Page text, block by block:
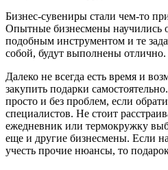
Бизнес-сувениры стали чем-то
Опытные бизнесмены научились
подобным инструментом и те
собой, будут выполнены отлично.
Далеко не всегда есть время и
закупить подарки
просто и без проблем, если
специалистов. Не стоит
ежедневник или термокружку
еще и другие бизнесмены. Если
учесть прочие нюансы, то